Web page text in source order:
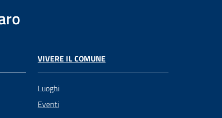
VIVERE IL COMUNE
Luoghi
Eventi